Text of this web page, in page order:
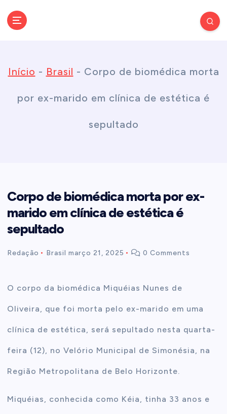
Início - Brasil - Corpo de biomédica morta
por ex-marido em clínica de estética é
sepultado
Corpo de biomédica morta por ex-
marido em clínica de estética é
sepultado
Redação Brasil março 21, 2025 0 Comments
O corpo da biomédica Miquéias Nunes de
Oliveira, que foi morta pelo ex-marido em uma
clínica de estética, será sepultado nesta quarta-
feira (12), no Velório Municipal de Simonésia, na
Região Metropolitana de Belo Horizonte.
Miquéias, conhecida como Kéia, tinha 33 anos e